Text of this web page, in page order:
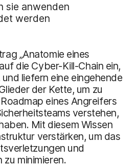
sie anwenden
werden
„Anatomie eines
die Cyber-Kill-Chain ein,
liefern eine eingehende
der Kette, um zu
eines Angreifers
verstehen,
Mit diesem Wissen
verstärken, um das
und
minimieren.